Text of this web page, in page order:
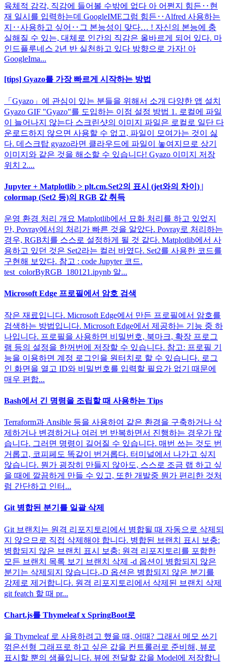
육체적 감각, 직감에 들어볼 수밖에 없다 아 어쩐지 힘든‥현
재 일시를 입력하는데 GoogleIME그럼 힘든‥Alfred 사용하는
지‥사용하고 싶어‥그 본능성이 맞다… ! 자신의 본능에 충
실해질 수 있는, 대체로 인간의 직감은 올바르게 되어 있다. 마
인드플루네스 2년 반 실천하고 있다 방향으로 가자! 아
GoogleIma...
[tips] Gyazo를 가장 빠르게 시작하는 방법
「Gyazo」에 관심이 있는 분들을 위해서 소개 다양한 앱 설치
Gyazo GIF "Gyazo"를 도입하는 이점 설정 방법 1. 로컬에 파일
이 늘어나지 않는다 스크린샷의 이미지 파일은 로컬로 일단 다
운로드하지 않으면 사용할 수 없고, 파일이 모여가는 것이 싫
다. 데스크탑 gyazo라면 클라우드에 파일이 놓여지므로 상기
이미지와 같은 것을 해소할 수 있습니다! Gyazo 이미지 저장
위치 2....
Jupyter + Matplotlib > plt.cm.Set2의 표시 (jet와의 차이) |
colormap (Set2 등)의 RGB 값 취득
운영 환경 처리 개요 Matplotlib에서 묘화 처리를 하고 있었지
만, Povray에서의 처리가 빠른 것을 알았다. Povray로 처리하는
경우, RGB치를 스스로 설정하게 될 것 같다. Matplotlib에서 사
용하고 있던 것은 Set2라는 컬러 바였다. Set2를 사용한 코드를
구현해 보았다. 참고 : code Jupyter 코드.
test_colorByRGB_180121.ipynb 알...
Microsoft Edge 프로필에서 암호 검색
작은 재료입니다. Microsoft Edge에서 만든 프로필에서 암호를
검색하는 방법입니다. Microsoft Edge에서 제공하는 기능 중 하
나입니다. 프로필을 사용하면 비밀번호, 북마크, 확장 프로그
램 등의 설정을 한꺼번에 저장할 수 있습니다. 참고: 프로필 기
능을 이용하면 계정 로그인을 원터치로 할 수 있습니다. 로그
인 화면을 열고 ID와 비밀번호를 입력할 필요가 없기 때문에
매우 편합...
Bash에서 긴 명령을 조립할 때 사용하는 Tips
Terraform과 Ansible 등을 사용하여 같은 환경을 구축하거나 삭
제하거나 변경하거나 여러 번 반복하면서 진행하는 경우가 많
습니다. 그러면 명령이 길어질 수 있습니다. 매번 쓰는 것도 번
거롭고, 코피페도 똑같이 번거롭다. 터미널에서 나가고 싶지
않습니다. 뭔가 굉장히 만들지 않아도, 스스로 조금 랩 하고 싶
을 때에 깔끔하게 만들 수 있고, 또한 개발중 뭔가 편리한 것처
럼 간단하고 인터...
Git 병합된 분기를 일괄 삭제
Git 브랜치는 원격 리포지토리에서 병합될 때 자동으로 삭제되
지 않으므로 직접 삭제해야 합니다. 병합된 브랜치 표시 보충:
병합되지 않은 브랜치 표시 보충: 원격 리포지토리를 포함한
모든 브랜치 목록 보기 브랜치 삭제 -d 옵션이 병합되지 않은
분기는 삭제되지 않습니다.-D 옵션은 병합되지 않은 분기를
강제로 제거합니다. 원격 리포지토리에서 삭제된 브랜치 삭제
git featch 할 때 pr...
Chart.js를 Thymeleaf x SpringBoot로
을 Thymeleaf 로 사용하려고 했을 때, 어때? 그래서 메모 쓰기
꺾은선형 그래프로 하고 싶은 값을 컨트롤러로 준비해, 뷰로
표시할 뿐의 샘플입니다. 뷰에 전달할 값을 Model에 저장합니